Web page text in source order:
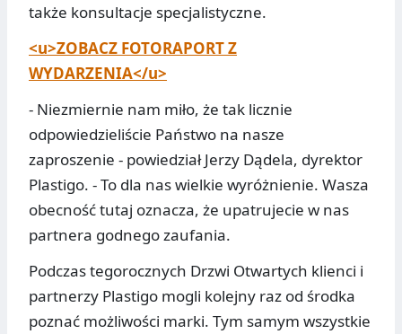
także konsultacje specjalistyczne.
<u>ZOBACZ FOTORAPORT Z
WYDARZENIA</u>
- Niezmiernie nam miło, że tak licznie
odpowiedzieliście Państwo na nasze
zaproszenie - powiedział Jerzy Dądela, dyrektor
Plastigo. - To dla nas wielkie wyróżnienie. Wasza
obecność tutaj oznacza, że upatrujecie w nas
partnera godnego zaufania.
Podczas tegorocznych Drzwi Otwartych klienci i
partnerzy Plastigo mogli kolejny raz od środka
poznać możliwości marki. Tym samym wszystkie